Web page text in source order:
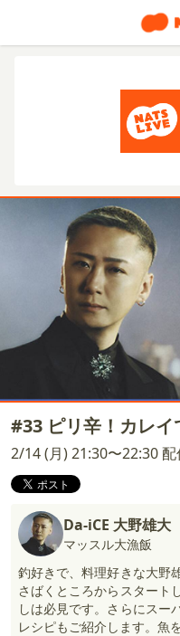
#33 ピリ辛！カレイ
2/14 (月) 21:30〜22:30 配
Da-iCE 大野雄大
マッスル大漁飯
釣好きで、料理好きな大野
さばくところからスタート
しは必見です。さらにスー
レシピもご紹介します。魚